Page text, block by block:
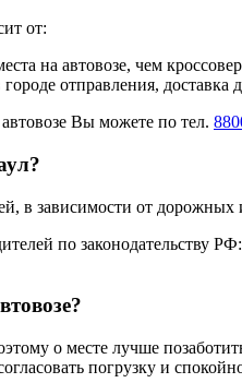
от:
на автовозе, чем
отправления,
Вы можете по тел.
в зависимости от
по законодательству
о месте лучше
погрузку и